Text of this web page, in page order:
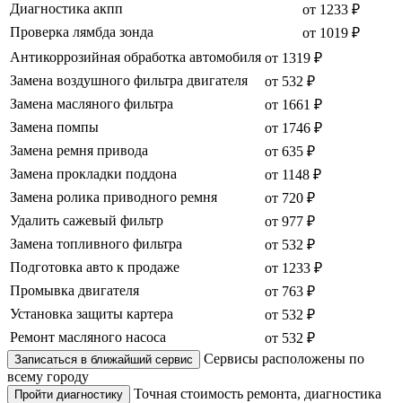
Диагностика акпп
от 1233 ₽
Проверка лямбда зонда
от 1019 ₽
Антикоррозийная обработка автомобиля от 1319 ₽
Замена воздушного фильтра двигателя
от 532 ₽
Замена масляного фильтра
от 1661 ₽
Замена помпы
от 1746 ₽
Замена ремня привода
от 635 ₽
Замена прокладки поддона
от 1148 ₽
Замена ролика приводного ремня
от 720 ₽
Удалить сажевый фильтр
от 977 ₽
Замена топливного фильтра
от 532 ₽
Подготовка авто к продаже
от 1233 ₽
Промывка двигателя
от 763 ₽
Установка защиты картера
от 532 ₽
Ремонт масляного насоса
от 532 ₽
Записаться в ближайший сервис
Сервисы расположены по
всему городу
Пройти диагностику
Точная стоимость ремонта, диагностика